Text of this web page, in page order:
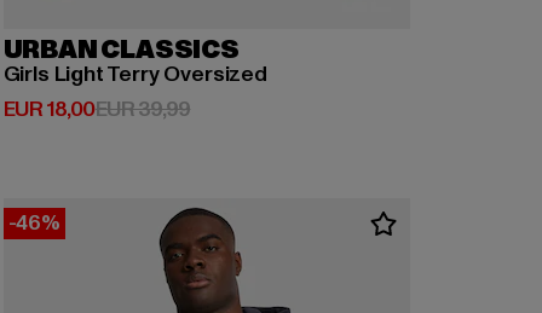
URBAN CLASSICS
Girls Light Terry Oversized
EUR 18,00
Huidige prijs: EUR 18,00
EUR 39,99Actieprijs: EUR 39,99
-46%